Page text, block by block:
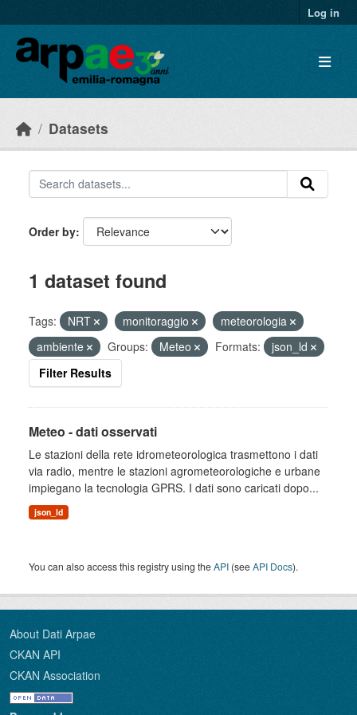
Log in
Datasets
Order by
1 dataset found
Tags: NRT monitoraggio
meteorologia
ambiente
Groups: Meteo Formats:
json_ld
Filter Results
Meteo - dati osservati
Le stazioni della rete idrometeorologica trasmettono i dati
via radio, mentre le stazioni agrometeorologiche e urbane
impiegano la tecnologia GPRS. I dati sono caricati dopo...
json_ld
You can also access this registry using theAPI (seeAPI Docs).
About Dati Arpae
CKAN API
CKAN Association